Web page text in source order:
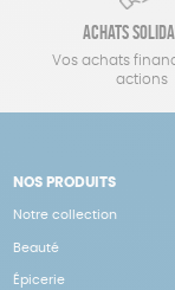
Achats
Vos achats
actions
NOS PRODUITS
Notre collection
Beauté
Épicerie